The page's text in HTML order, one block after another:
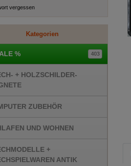
vergessen
Kategorien
% 403
+ HOLZSCHILDER-
ZUBEHÖR
UND WOHNEN
+
ANTIK